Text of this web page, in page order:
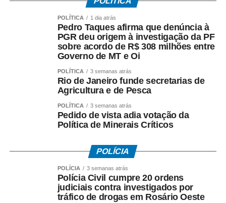
Durante a coletiva, Taques fez duras críticas ao acordo
firmado pelo Governo do Estado e afirmou que:
– *A investigação da PF teve origem* na representação
criminal apresentada por seu escritório;
– *O acordo com a Oi foi ilegal*, em sua avaliação;
– *Houve falhas nos critérios* utilizados para definir os
valores envolvidos;
– *O fluxo dos recursos públicos precisa ser esclarecido*
pelas autoridades responsáveis.
O ex-governador destacou ainda que as medidas
Supremo Tribunal Federal após manifestação da
Procuradoria-Geral da República.
*O que investiga a Polícia Federal*
A Operação Heritage apura se houve irregularidades na
POLÍTICA 1 dia atrás
Pedro Taques afirma que denúncia à
PGR deu origem à investigação da PF
sobre acordo de R$ 308 milhões entre
Governo de MT e Oi
POLÍTICA 3 semanas atrás
Rio de Janeiro funde secretarias de
Agricultura e de Pesca
POLÍTICA 3 semanas atrás
Pedido de vista adia votação da
Política de Minerais Críticos
POLÍCIA
POLÍCIA 3 semanas atrás
Polícia Civil cumpre 20 ordens
judiciais contra investigados por
tráfico de drogas em Rosário Oeste